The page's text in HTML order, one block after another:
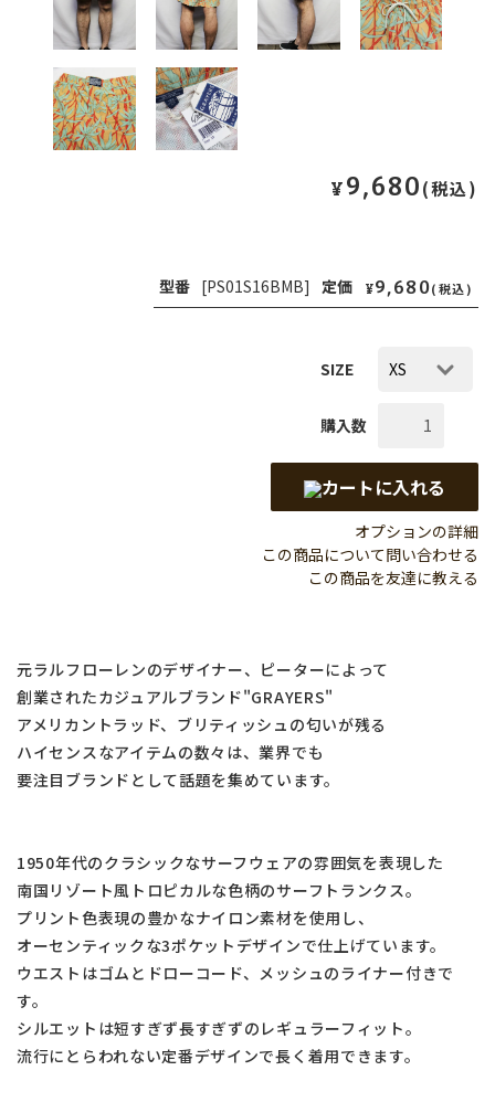
¥9,680(税込)
型番 [PS01S16BMB] 定価 ¥9,680(税込)
SIZE
購入数
カートに入れる
オプションの詳細
この商品について問い合わせる
この商品を友達に教える
元ラルフローレンのデザイナー、ピーターによって
創業されたカジュアルブランド"GRAYERS"
アメリカントラッド、ブリティッシュの匂いが残る
ハイセンスなアイテムの数々は、業界でも
要注目ブランドとして話題を集めています。
1950年代のクラシックなサーフウェアの雰囲気を表現した
南国リゾート風トロピカルな色柄のサーフトランクス。
プリント色表現の豊かなナイロン素材を使用し、
オーセンティックな3ポケットデザインで仕上げています。
ウエストはゴムとドローコード、メッシュのライナー付きで
す。
シルエットは短すぎず長すぎずのレギュラーフィット。
流行にとらわれない定番デザインで長く着用できます。